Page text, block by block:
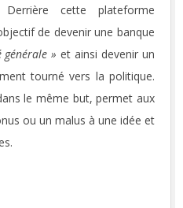
cette plateforme
de devenir une banque
générale » et ainsi devenir un
tourné vers la politique.
le même but, permet aux
ou un malus à une idée et